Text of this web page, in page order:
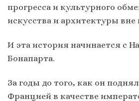
прогресса и культурного
искусства и архитектуры вне
И эта история начинается с
Бонапарта.
За годы до того, как он
Францией в качестве